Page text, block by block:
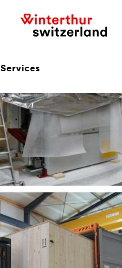
Services